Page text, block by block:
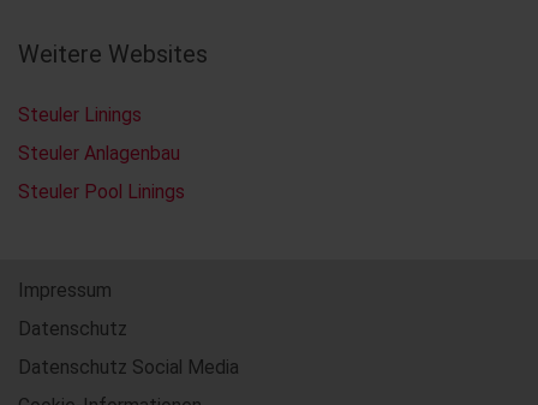
Weitere Websites
Steuler Linings
Steuler Anlagenbau
Steuler Pool Linings
Impressum
Datenschutz
Datenschutz Social Media